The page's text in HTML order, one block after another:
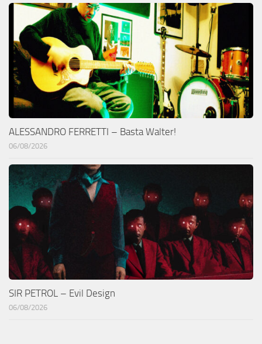
ALESSANDRO FERRETTI – Basta Walter!
06/08/2026
SIR PETROL – Evil Design
06/08/2026